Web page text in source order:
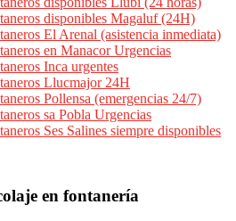
disponibles Magaluf (24H)
El Arenal (asistencia inmediata)
en Manacor Urgencias
Inca urgentes
Llucmajor 24H
Pollensa (emergencias 24/7)
sa Pobla Urgencias
Ses Salines siempre disponibles
en fontanería